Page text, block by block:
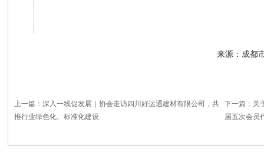
来源：成都
上一篇： 深入一线促发展｜协会走访四川好运通建材有限公司，共
推行业绿色化、标准化建设
下一篇： 关
届五次会员